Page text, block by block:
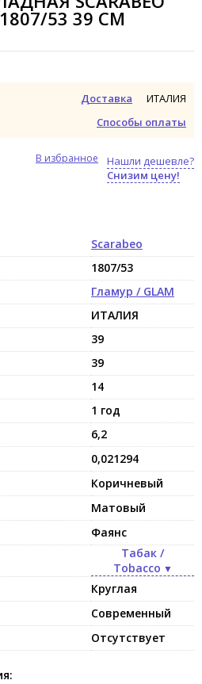
53 39 СМ
Доставка
Способы оплаты
ИТАЛИЯ
Нашли дешевле?
Снизим цену!
В избранное
Scarabeo
1807/53
Гламур / GLAM
ИТАЛИЯ
39
39
14
1 год
6,2
0,021294
Коричневый
Матовый
Фаянс
Табак /
Tobacco
Круглая
Современный
Отсутствует